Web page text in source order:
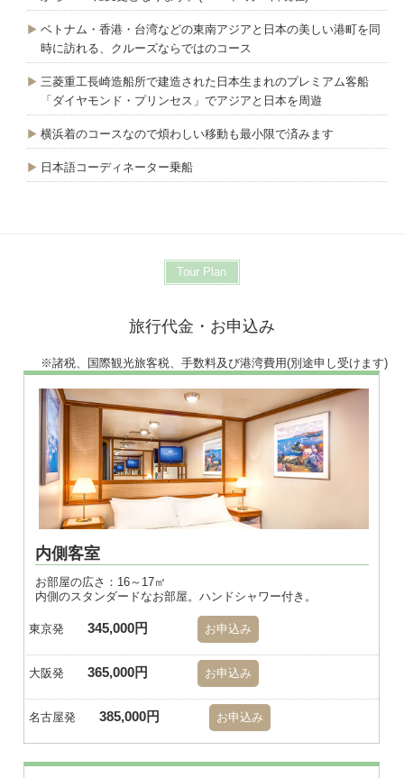
ベトナム・香港・台湾などの東南アジアと日本の美しい港町を同
時に訪れる、クルーズならではのコース
三菱重工長崎造船所で建造された日本生まれのプレミアム客船
「ダイヤモンド・プリンセス」でアジアと日本を周遊
横浜着のコースなので煩わしい移動も最小限で済みます
日本語コーディネーター乗船
Tour Plan
旅行代金・お申込み
※諸税、国際観光旅客税、手数料及び港湾費用(別途申し受けます)
※画像はダブル
内側客室
お部屋の広さ：16～17㎡
内側のスタンダードなお部屋。ハンドシャワー付き。
東京発 345,000円 お申込み
大阪発 365,000円 お申込み
名古屋発 385,000円 お申込み